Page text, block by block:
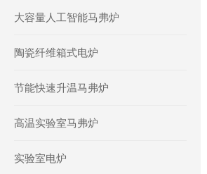
大容量人工智能马弗炉
陶瓷纤维箱式电炉
节能快速升温马弗炉
高温实验室马弗炉
实验室电炉